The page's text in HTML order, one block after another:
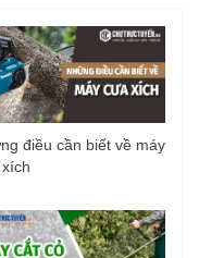
điều cần biết về máy